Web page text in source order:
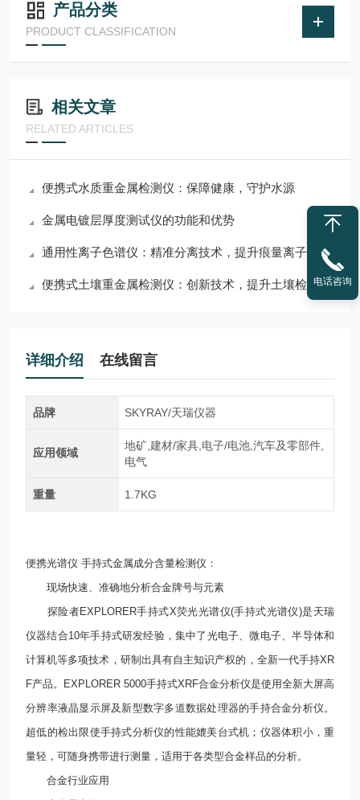
产品分类
PRODUCT CLASSIFICATION
相关文章
RELATED ARTICLES
便携式水质重金属检测仪：保障健康，守护水源
金属电镀层厚度测试仪的功能和优势
通用性离子色谱仪：精准分离技术，提升痕量离子检测灵敏度
便携式土壤重金属检测仪：创新技术，提升土壤检测效率
详细介绍 在线留言
品牌 SKYRAY/天瑞仪器
应用领域
地矿,建材/家具,电子/电池,汽车及零部件,
电气
重量 1.7KG
便携光谱仪 手持式金属成分含量检测仪：
现场快速、准确地分析合金牌号与元素
探险者EXPLORER手持式X荧光光谱仪(手持式光谱仪)是天瑞
仪器结合10年手持式研发经验，集中了光电子、微电子、半导体和
计算机等多项技术，研制出具有自主知识产权的，全新一代手持XR
F产品。EXPLORER 5000手持式XRF合金分析仪是使用全新大屏高
分辨率液晶显示屏及新型数字多道数据处理器的手持合金分析仪。
超低的检出限使手持式分析仪的性能媲美台式机；仪器体积小，重
量轻，可随身携带进行测量，适用于各类型合金样品的分析。
合金行业应用
电话咨询